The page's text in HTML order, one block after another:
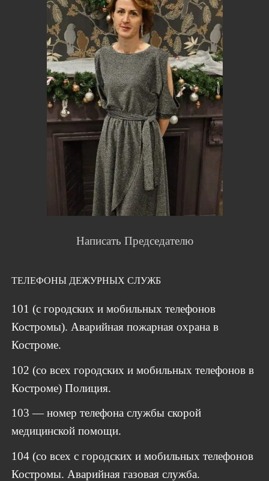
Написать Председателю
ТЕЛЕФОНЫ ДЕЖУРНЫХ СЛУЖБ
101 (с городских и мобильных телефонов
Костромы). Аварийная пожарная охрана в
Костроме.
102 (со всех городских и мобильных телефонов в
Костроме) Полиция.
103 — номер телефона службы скорой
медицинской помощи.
104 (со всех с городских и мобильных телефонов
Костромы. Аварийная газовая служба.